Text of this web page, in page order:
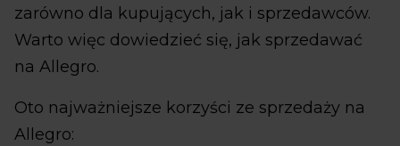
zarówno dla kupujących, jak i sprzedawców.
Warto więc dowiedzieć się, jak sprzedawać
na Allegro.
Oto najważniejsze korzyści ze sprzedaży na
Allegro: